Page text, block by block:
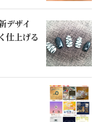
デザイ
仕上げる